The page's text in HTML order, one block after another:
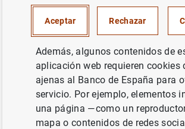
competencias financieras de la
proporcionando las
información adecuadas para
decisiones fundamentada. El
España impulsa la educación
través de múltiples iniciativas
distintos grupos de población,
Aceptar Rechazar
Además, algunos contenidos de
aplicación web requieren cookies
ajenas al Banco de España para
servicio. Por ejemplo, elementos
una página —como un
mapa o contenidos de redes